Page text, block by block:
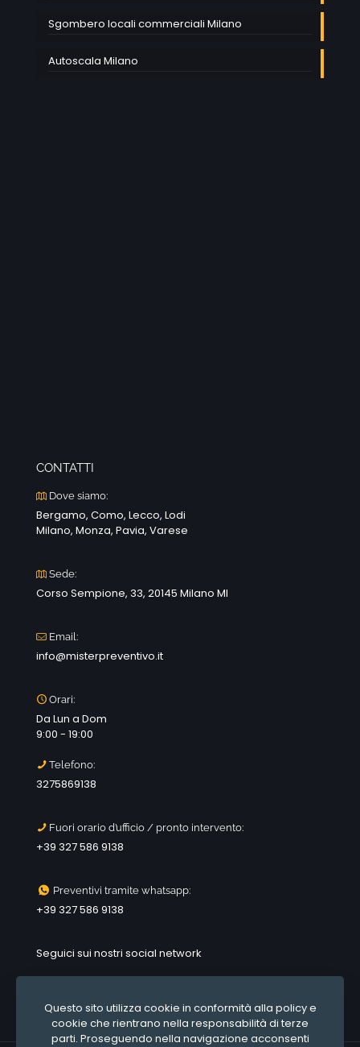
Sgombero locali commerciali Milano
Autoscala Milano
CONTATTI
Dove siamo:
Bergamo, Como, Lecco, Lodi
Milano, Monza, Pavia, Varese
Sede:
Corso Sempione, 33, 20145 Milano MI
Email:
info@misterpreventivo.it
Orari:
Da Lun a Dom
9:00 - 19:00
Telefono:
3275869138
Fuori orario d’ufficio / pronto intervento:
+39 327 586 9138
Preventivi tramite whatsapp:
+39 327 586 9138
Seguici sui nostri social network
Questo sito utilizza cookie in conformità alla policy e
cookie che rientrano nella responsabilità di terze
parti. Proseguendo nella navigazione acconsenti